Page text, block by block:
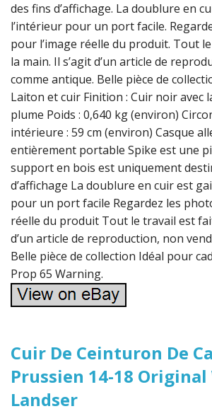
des fins d’affichage. La doublure en
l’intérieur pour un port facile.
pour l’image réelle du produit. Tout
la main. Il s’agit d’un article de
comme antique. Belle pièce de
Laiton et cuir Finition : Cuir noir avec
plume Poids : 0,640 kg (environ)
intérieure : 59 cm (environ) Casque
entièrement portable Spike est une
support en bois est uniquement
d’affichage La doublure en cuir est
pour un port facile Regardez les
réelle du produit Tout le travail est
d’un article de reproduction, non
Belle pièce de collection Idéal pour
Prop 65 Warning.
Cuir De Ceinturon De
Prussien 14-18 Original
Landser